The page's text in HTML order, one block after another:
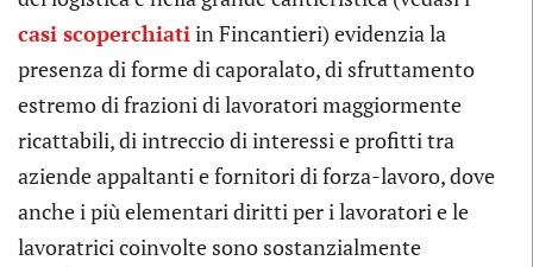
casi scoperchiatiin Fincantieri) evidenzia la
presenza di forme di caporalato, di sfruttamento
estremo di frazioni di lavoratori maggiormente
ricattabili, di intreccio di interessi e profitti tra
aziende appaltanti e fornitori di forza-lavoro, dove
anche i più elementari diritti per i lavoratori e le
lavoratrici coinvolte sono sostanzialmente